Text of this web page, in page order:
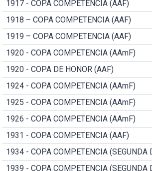
1917 - COPA COMPETENCIA (AAF)
1918 – COPA COMPETENCIA (AAF)
1919 – COPA COMPETENCIA (AAF)
1920 - COPA COMPETENCIA (AAmF)
1920 - COPA DE HONOR (AAF)
1924 - COPA COMPETENCIA (AAmF)
1925 - COPA COMPETENCIA (AAmF)
1926 - COPA COMPETENCIA (AAmF)
1931 - COPA COMPETENCIA (AAF)
1934 - COPA COMPETENCIA (SEGUNDA
1939 - COPA COMPETENCIA (SEGUNDA